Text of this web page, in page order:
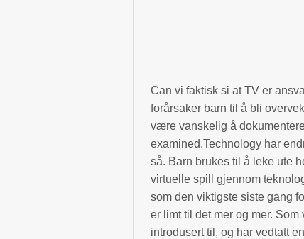
Can vi faktisk si at TV er
forårsaker barn til å bli
være vanskelig å
examined.Technology har
så. Barn brukes til å leke ute
virtuelle spill gjennom
som den viktigste siste gang
er limt til det mer og mer.
introdusert til, og har vedtatt